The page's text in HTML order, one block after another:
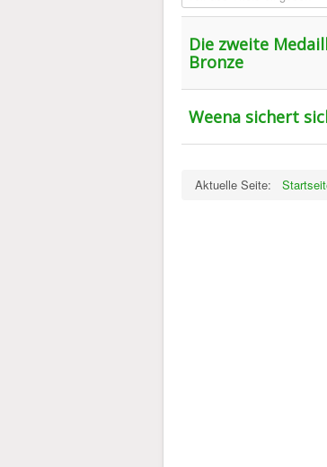
Die zweite
Bronze
Weena sichert
Aktuelle Seite: